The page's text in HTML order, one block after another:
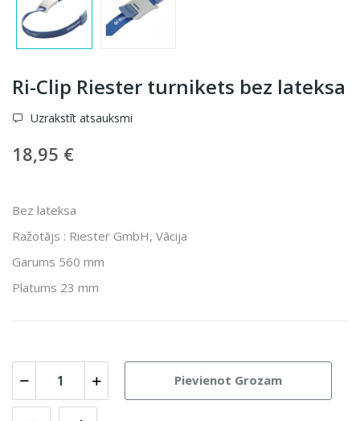
Ri-Clip Riester turnikets bez lateksa
Uzrakstīt atsauksmi
18,95 €
Bez lateksa
Ražotājs : Riester GmbH, Vācija
Garums 560 mm
Platums 23 mm
Pievienot Grozam